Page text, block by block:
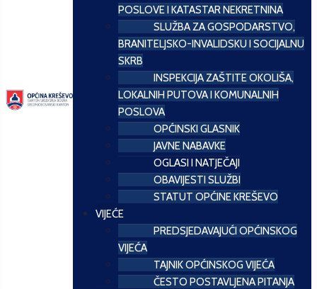
POSLOVE I KATASTAR NEKRETNINA
SLUŽBA ZA GOSPODARSTVO,
BRANITELJSKO-INVALIDSKU I SOCIJALNU
SKRB
INSPEKCIJA ZAŠTITE OKOLIŠA,
LOKALNIH PUTOVA I KOMUNALNIH
POSLOVA
OPĆINSKI GLASNIK
JAVNE NABAVKE
OGLASI I NATJEČAJI
OBAVIJESTI SLUŽBI
STATUT OPĆINE KREŠEVO
VIJEĆE
PREDSJEDAVAJUĆI OPĆINSKOG
VIJEĆA
TAJNIK OPĆINSKOG VIJEĆA
ČESTO POSTAVLJENA PITANJA